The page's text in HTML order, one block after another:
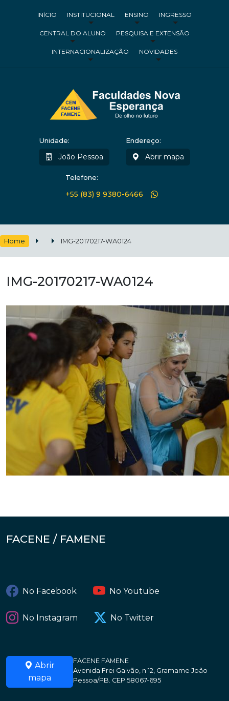
INÍCIO INSTITUCIONAL ENSINO INGRESSO
CENTRAL DO ALUNO PESQUISA E EXTENSÃO
INTERNACIONALIZAÇÃO NOVIDADES
Unidade:
João Pessoa
Endereço:
Abrir mapa
Telefone:
+55 (83) 9 9380-6466
Home IMG-20170217-WA0124
IMG-20170217-WA0124
FACENE / FAMENE
No Facebook No Youtube
No Instagram No Twitter
Abrir
mapa
FACENE FAMENE
Avenida Frei Galvão, n 12, Gramame João
Pessoa/PB. CEP:58067-695